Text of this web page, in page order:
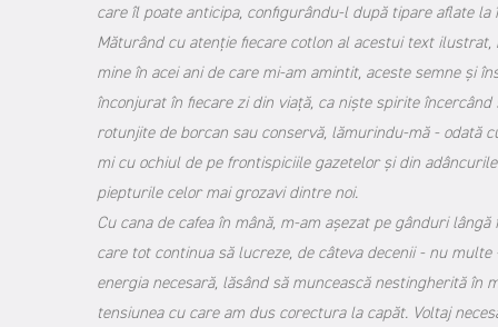
care îl poate anticipa, configurându-l după tipare aflate la
Măturând cu atenție fiecare cotlon al acestui text
mine în acei ani de care mi-am amintit, aceste semne și
înconjurat în fiecare zi din viață, ca niște spirite
rotunjite de borcan sau conservă, lămurindu-mă -
mi cu ochiul de pe frontispiciile gazetelor și din
piepturile celor mai grozavi dintre noi.
Cu cana de cafea în mână, m-am așezat pe gânduri
care tot continua să lucreze, de câteva decenii - nu
energia necesară, lăsând să muncească nestingherită
tensiunea cu care am dus corectura la capăt. Voltaj